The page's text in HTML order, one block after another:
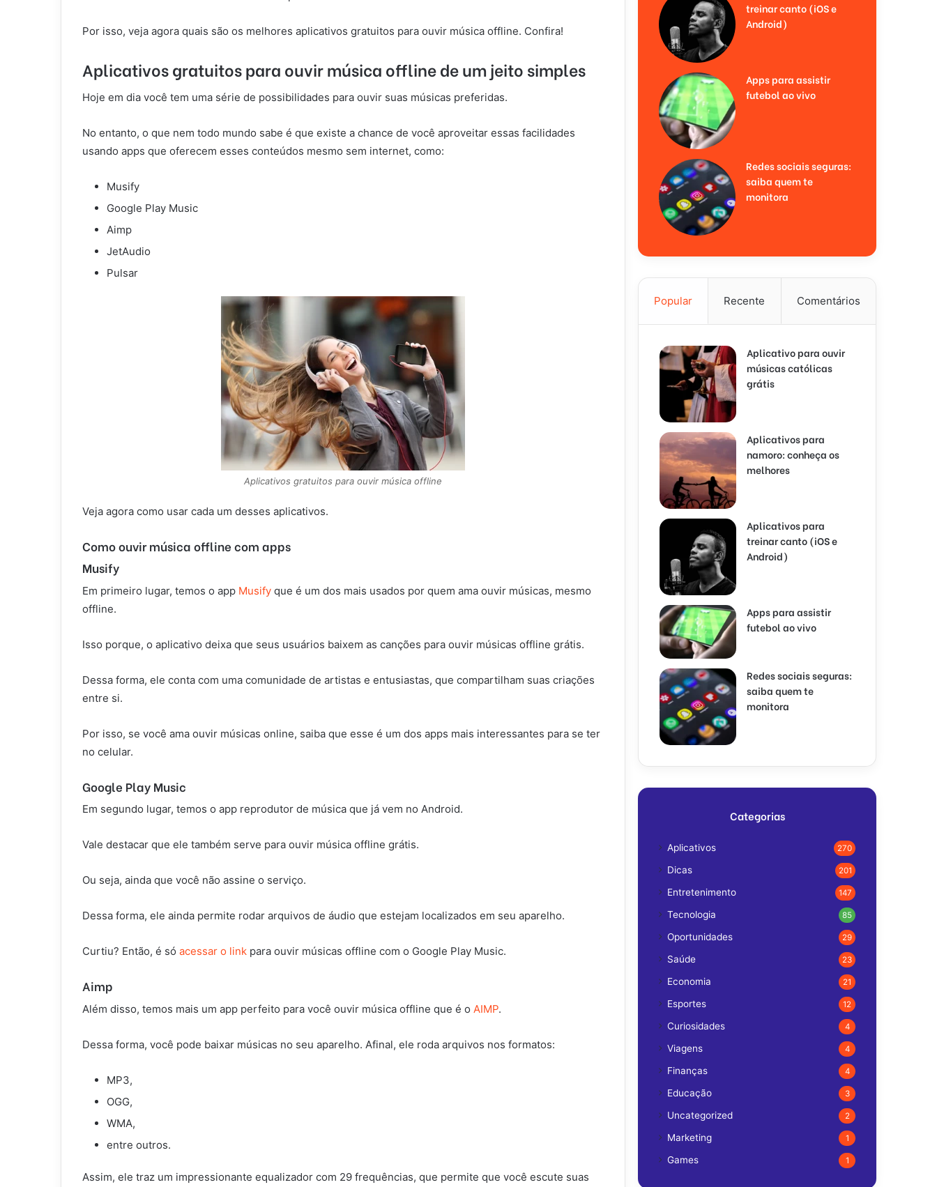
Por isso, veja agora quais são os melhores aplicativos gratuitos para ouvir música offline. Confira!
Aplicativos gratuitos para ouvir música offline de um jeito simples
Hoje em dia você tem uma série de possibilidades para ouvir suas músicas preferidas.
No entanto, o que nem todo mundo sabe é que existe a chance de você aproveitar essas facilidades
usando apps que oferecem esses conteúdos mesmo sem internet, como:
Musify
Google Play Music
Aimp
JetAudio
Pulsar
Aplicativos gratuitos para ouvir música offline
Veja agora como usar cada um desses aplicativos.
Como ouvir música offline com apps
Musify
Em primeiro lugar, temos o app Musify que é um dos mais usados por quem ama ouvir músicas, mesmo
offline.
Isso porque, o aplicativo deixa que seus usuários baixem as canções para ouvir músicas offline grátis.
Dessa forma, ele conta com uma comunidade de artistas e entusiastas, que compartilham suas criações
entre si.
Por isso, se você ama ouvir músicas online, saiba que esse é um dos apps mais interessantes para se ter
no celular.
Google Play Music
Em segundo lugar, temos o app reprodutor de música que já vem no Android.
Vale destacar que ele também serve para ouvir música offline grátis.
Ou seja, ainda que você não assine o serviço.
Dessa forma, ele ainda permite rodar arquivos de áudio que estejam localizados em seu aparelho.
Curtiu? Então, é só acessar o link para ouvir músicas offline com o Google Play Music.
Aimp
Além disso, temos mais um app perfeito para você ouvir música offline que é o AIMP.
Dessa forma, você pode baixar músicas no seu aparelho. Afinal, ele roda arquivos nos formatos:
MP3,
OGG,
WMA,
entre outros.
Assim, ele traz um impressionante equalizador com 29 frequências, que permite que você escute suas
treinar canto (iOS e
Android)
Apps para assistir
futebol ao vivo
Redes sociais seguras:
saiba quem te
monitora
Popular Recente Comentários
Aplicativo para ouvir
músicas católicas
grátis
Aplicativos para
namoro: conheça os
melhores
Aplicativos para
treinar canto (iOS e
Android)
Apps para assistir
futebol ao vivo
Redes sociais seguras:
saiba quem te
monitora
Categorias
Aplicativos 270
Dicas 201
Entretenimento 147
Tecnologia 85
Oportunidades 29
Saúde 23
Economia 21
Esportes 12
Curiosidades 4
Viagens 4
Finanças 4
Educação 3
Uncategorized 2
Marketing 1
Games 1